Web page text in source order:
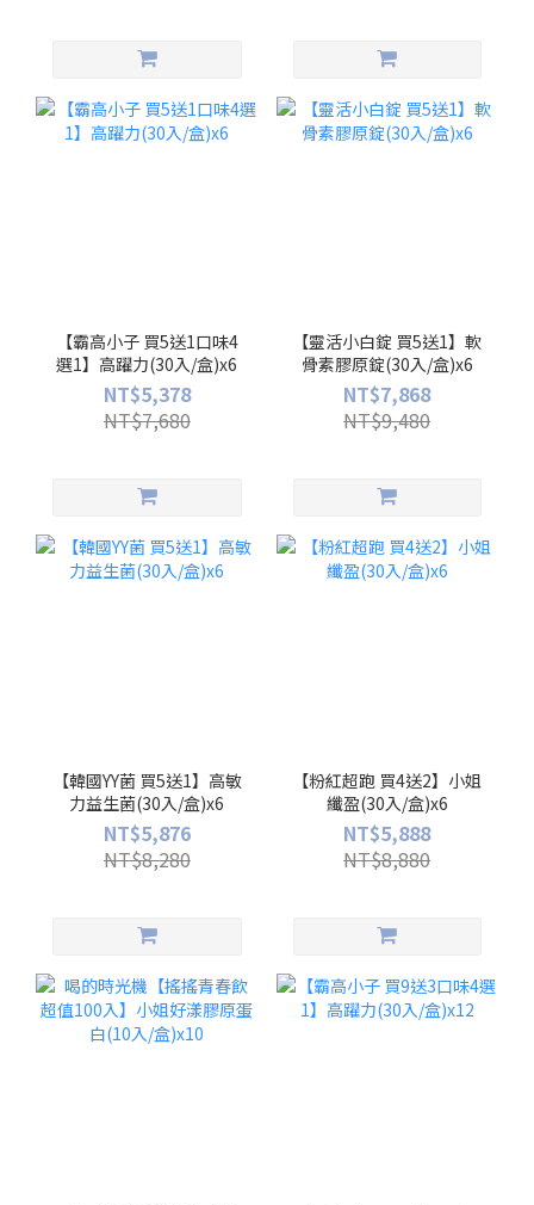
【霸高小子 買5送1口味4
選1】高躍力(30入/盒)x6
NT$5,378
NT$7,680
【靈活小白錠 買5送1】軟
骨素膠原錠(30入/盒)x6
NT$7,868
NT$9,480
【韓國YY菌 買5送1】高敏
力益生菌(30入/盒)x6
NT$5,876
NT$8,280
【粉紅超跑 買4送2】小姐
纖盈(30入/盒)x6
NT$5,888
NT$8,880